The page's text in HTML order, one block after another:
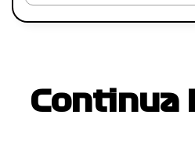
Continua